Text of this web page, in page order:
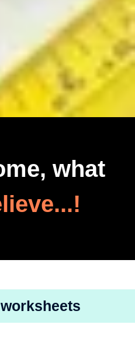
what